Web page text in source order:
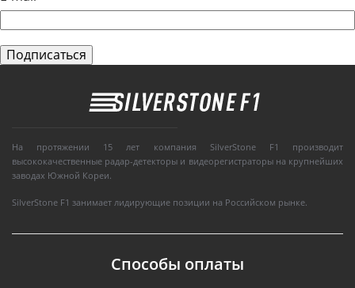
На протяжении 15 лет компания SilverStone F1 производит
высококачественные радар-детекторы и видеорегистраторы на крупнейших
заводах Южной Кореи.
SilverStone F1 занимает лидирующие позиции на Российском рынке.
Способы оплаты